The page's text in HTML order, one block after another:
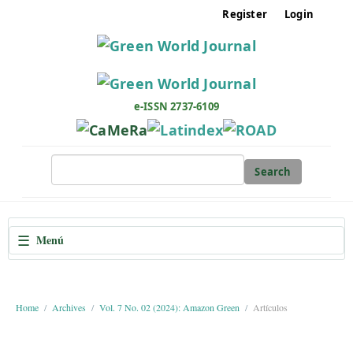
i
o
n
a
Register Login
e-ISSN 2737-6109
Search
☰ Menú
Home Archives Vol. 7 No. 02 (2024): Amazon Green Artículos